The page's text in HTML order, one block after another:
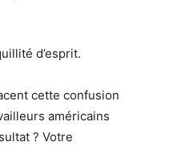
d’esprit.
cette confusion
américains
? Votre